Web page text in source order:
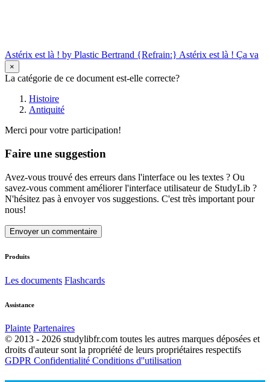
Astérix est là ! by Plastic Bertrand {Refrain:} Astérix est là ! Ça va
×
La catégorie de ce document est-elle correcte?
Histoire
Antiquité
Merci pour votre participation!
Faire une suggestion
Avez-vous trouvé des erreurs dans l'interface ou les textes ? Ou
savez-vous comment améliorer l'interface utilisateur de StudyLib ?
N'hésitez pas à envoyer vos suggestions. C'est très important pour
nous!
Envoyer un commentaire
Produits
Les documents Flashcards
Assistance
Plainte Partenaires
© 2013 - 2026 studylibfr.com toutes les autres marques déposées et
droits d'auteur sont la propriété de leurs propriétaires respectifs
GDPR Confidentialité Conditions d''utilisation